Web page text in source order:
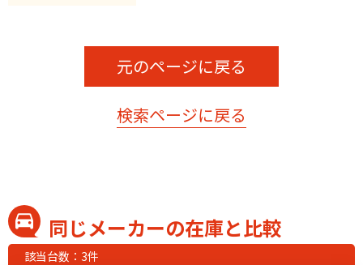
元のページに戻る
検索ページに戻る
同じメーカーの在庫と比較
該当台数：3件